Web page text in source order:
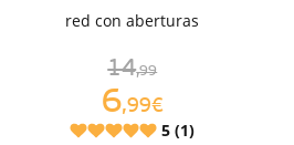
red con aberturas
14,99
6,99€
5 (1)